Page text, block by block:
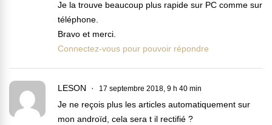
Je la trouve beaucoup plus rapide sur PC comme sur
téléphone.
Bravo et merci.
Connectez-vous pour pouvoir répondre
LESON 17 septembre 2018, 9 h 40 min
Je ne reçois plus les articles automatiquement sur
mon androïd, cela sera t il rectifié ?